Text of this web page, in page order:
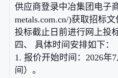
供应商登录中冶集团电子
metals.com.cn/)获取招标
投标截止日前进行网上投标
四、 具体时间安排如下：
1. 报价开始时间：2026年
间）。